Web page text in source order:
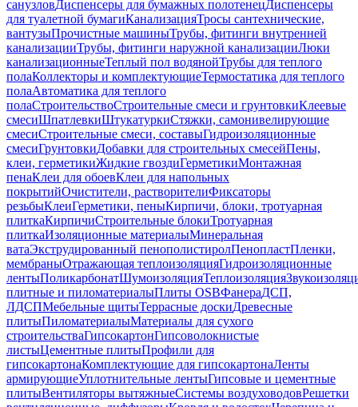
санузловДиспенсеры для бумажных полотенецДиспенсеры
для туалетной бумагиКанализацияТросы сантехнические,
вантузыПрочистные машиныТрубы, фитинги внутренней
канализацииТрубы, фитинги наружной канализацииЛюки
канализационныеТеплый пол водянойТрубы для теплого
полаКоллекторы и комплектующиеТермостатика для теплого
полаАвтоматика для теплого
полаСтроительствоСтроительные смеси и грунтовкиКлеевые
смесиШпатлевкиШтукатуркиСтяжки, самонивелирующие
смесиСтроительные смеси, составыГидроизоляционные
смесиГрунтовкиДобавки для строительных смесейПены,
клеи, герметикиЖидкие гвоздиГерметикиМонтажная
пенаКлеи для обоевКлеи для напольных
покрытийОчистители, растворителиФиксаторы
резьбыКлеиГерметики, пеныКирпичи, блоки, тротуарная
плиткаКирпичиСтроительные блокиТротуарная
плиткаИзоляционные материалыМинеральная
ватаЭкструдированный пенополистиролПенопластПленки,
мембраныОтражающая теплоизоляцияГидроизоляционные
лентыПоликарбонатШумоизоляцияТеплоизоляция
плитные и пиломатериалыПлиты OSBФанераДСП,
ЛДСПМебельные щитыТеррасные доскиДревесные
плитыПиломатериалыМатериалы для сухого
строительстваГипсокартонГипсоволокнистые
листыЦементные плитыПрофили для
гипсокартонаКомплектующие для гипсокартонаЛенты
армирующиеУплотнительные лентыГипсовые и цементные
плитыВентиляторы вытяжныеСистемы воздуховодовРешетки